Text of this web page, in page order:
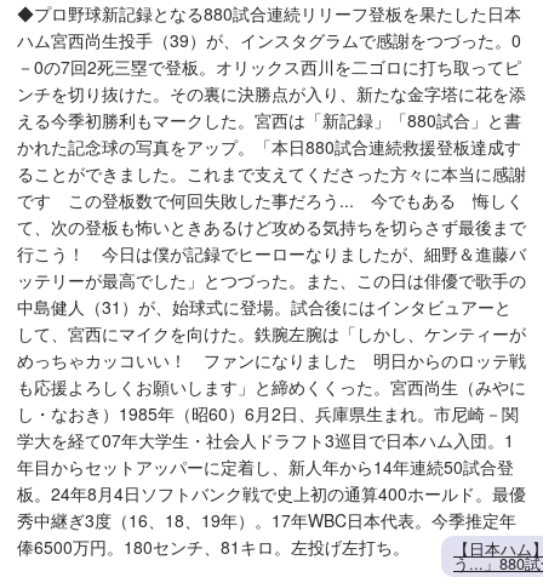
◆プロ野球新記録となる880試合連続リリーフ登板を果たした日本
ハム宮西尚生投手（39）が、インスタグラムで感謝をつづった。0
－0の7回2死三塁で登板。オリックス西川を二ゴロに打ち取ってピ
ンチを切り抜けた。その裏に決勝点が入り、新たな金字塔に花を添
える今季初勝利もマークした。宮西は「新記録」「880試合」と書
かれた記念球の写真をアップ。「本日880試合連続救援登板達成す
ることができました。これまで支えてくださった方々に本当に感謝
です この登板数で何回失敗した事だろう... 今でもある 悔しく
て、次の登板も怖いときあるけど攻める気持ちを切らさず最後まで
行こう！ 今日は僕が記録でヒーローなりましたが、細野＆進藤バ
ッテリーが最高でした」とつづった。また、この日は俳優で歌手の
中島健人（31）が、始球式に登場。試合後にはインタビュアーと
して、宮西にマイクを向けた。鉄腕左腕は「しかし、ケンティーが
めっちゃカッコいい！ ファンになりました 明日からのロッテ戦
も応援よろしくお願いします」と締めくくった。宮西尚生（みやに
し・なおき）1985年（昭60）6月2日、兵庫県生まれ。市尼崎－関
学大を経て07年大学生・社会人ドラフト3巡目で日本ハム入団。1
年目からセットアッパーに定着し、新人年から14年連続50試合登
板。24年8月4日ソフトバンク戦で史上初の通算400ホールド。最優
秀中継ぎ3度（16、18、19年）。17年WBC日本代表。今季推定年
俸6500万円。180センチ、81キロ。左投げ左打ち。
【日本ハ
う...」880